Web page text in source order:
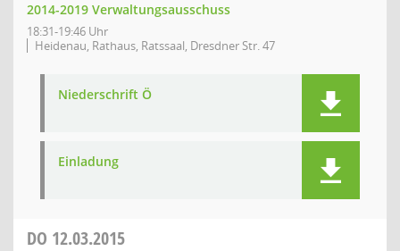
2014-2019 Verwaltungsausschuss
18:31-19:46 Uhr
Heidenau, Rathaus, Ratssaal, Dresdner Str. 47
Niederschrift Ö
Einladung
DO 12.03.2015